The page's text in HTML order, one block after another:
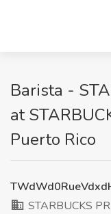
Barista -
at
Puerto Rico
STARBUCKS